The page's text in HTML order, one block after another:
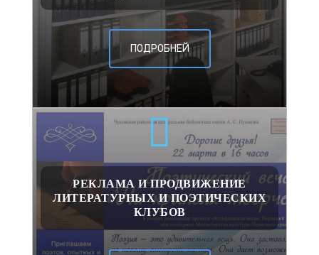
ПОДРОБНЕЙ
РЕКЛАМА И ПРОДВИЖЕНИЕ
ЛИТЕРАТУРНЫХ И ПОЭТИЧЕСКИХ
КЛУБОВ